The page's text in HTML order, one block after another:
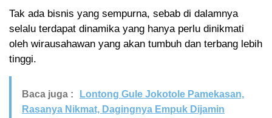
Tak ada bisnis yang sempurna, sebab di dalamnya
selalu terdapat dinamika yang hanya perlu dinikmati
oleh wirausahawan yang akan tumbuh dan terbang lebih
tinggi.
Baca juga :
Lontong Gule Jokotole Pamekasan,
Rasanya Nikmat, Dagingnya Empuk Dijamin